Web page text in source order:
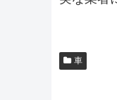
車